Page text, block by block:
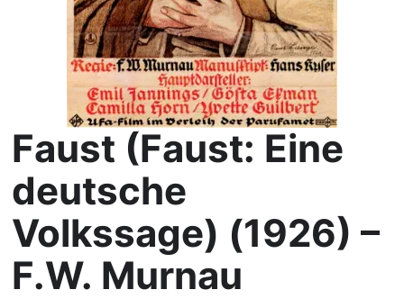
Faust (Faust: Eine
deutsche
Volkssage) (1926) –
F.W. Murnau